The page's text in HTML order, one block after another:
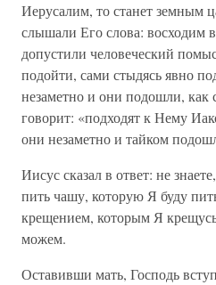
Иерусалим, то станет земным
слышали Его слова: восходим
допустили человеческий
подойти, сами стыдясь явно
незаметно и они подошли, как
говорит: «подходят к Нему
они незаметно и тайком
Иисус сказал в ответ: не
пить чашу, которую Я буду
крещением, которым Я
можем.
Оставивши мать, Господь